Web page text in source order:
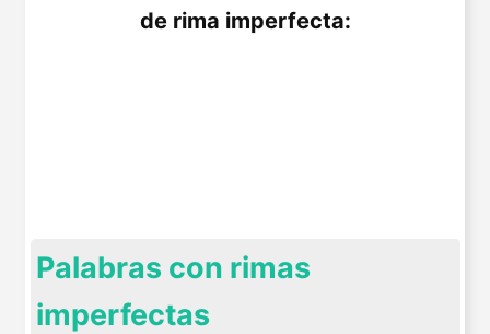
de rima imperfecta:
Palabras con rimas
imperfectas